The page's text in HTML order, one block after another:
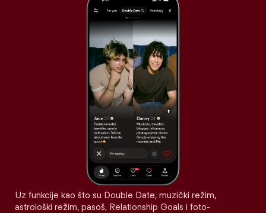
Uz funkcije kao što su Double Date, muzički režim,
astrološki režim, pasoš, Relationship Goals i foto-